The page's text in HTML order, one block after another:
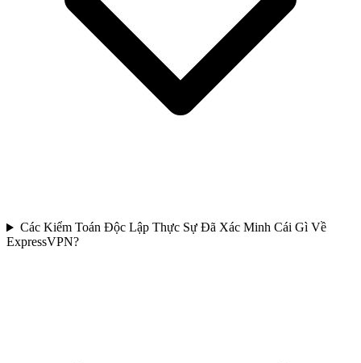
Các Kiểm Toán Độc Lập Thực Sự Đã Xác Minh Cái Gì Về
ExpressVPN?